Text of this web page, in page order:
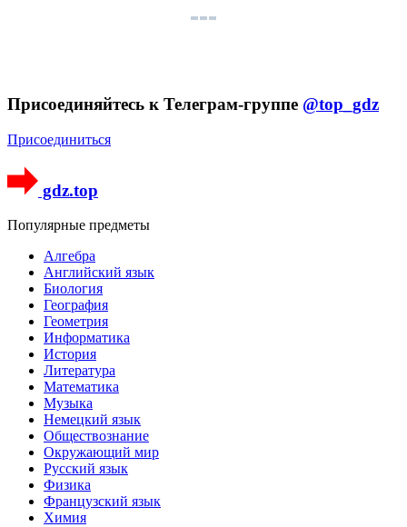
Присоединяйтесь к Телеграм-группе @top_gdz
Присоединиться
gdz.top
Популярные предметы
Алгебра
Английский язык
Биология
География
Геометрия
Информатика
История
Литература
Математика
Музыка
Немецкий язык
Обществознание
Окружающий мир
Русский язык
Физика
Французский язык
Химия